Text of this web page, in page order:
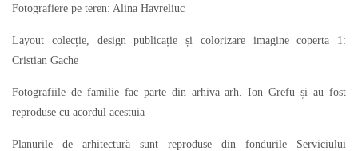
Fotografiere pe teren: Alina Havreliuc
Layout colecție, design publicație și colorizare imagine coperta 1:
Cristian Gache
Fotografiile de familie fac parte din arhiva arh. Ion Grefu și au fost
reproduse cu acordul acestuia
Planurile de arhitectură sunt reproduse din fondurile Serviciului